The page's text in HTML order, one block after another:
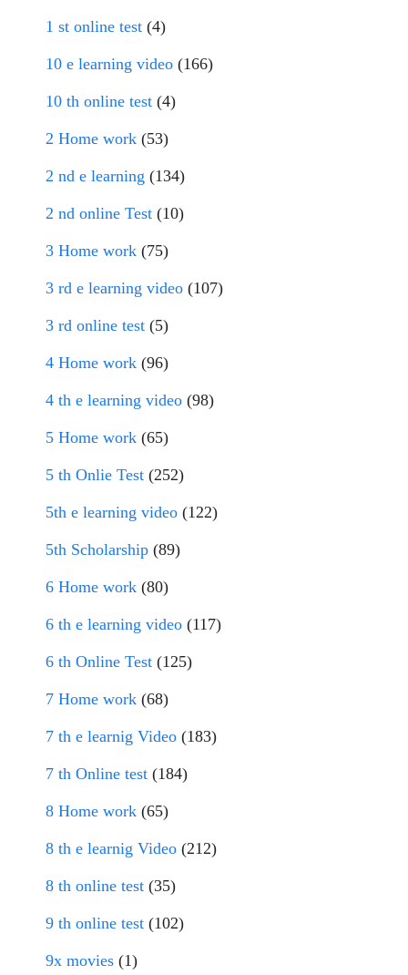
1 st online test (4)
10 e learning video (166)
10 th online test (4)
2 Home work (53)
2 nd e learning (134)
2 nd online Test (10)
3 Home work (75)
3 rd e learning video (107)
3 rd online test (5)
4 Home work (96)
4 th e learning video (98)
5 Home work (65)
5 th Onlie Test (252)
5th e learning video (122)
5th Scholarship (89)
6 Home work (80)
6 th e learning video (117)
6 th Online Test (125)
7 Home work (68)
7 th e learnig Video (183)
7 th Online test (184)
8 Home work (65)
8 th e learnig Video (212)
8 th online test (35)
9 th online test (102)
9x movies (1)